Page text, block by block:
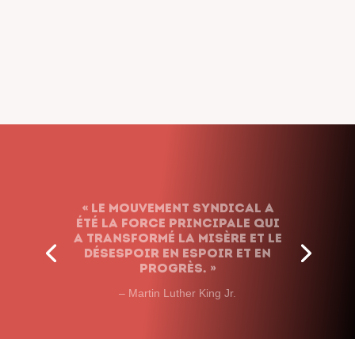
« Le syndicalisme ne renonce
jamais. Nous
n’abandonnons pas le
combat, quels que soient
les obstacles et peu importe
le temps que cela prendra. »